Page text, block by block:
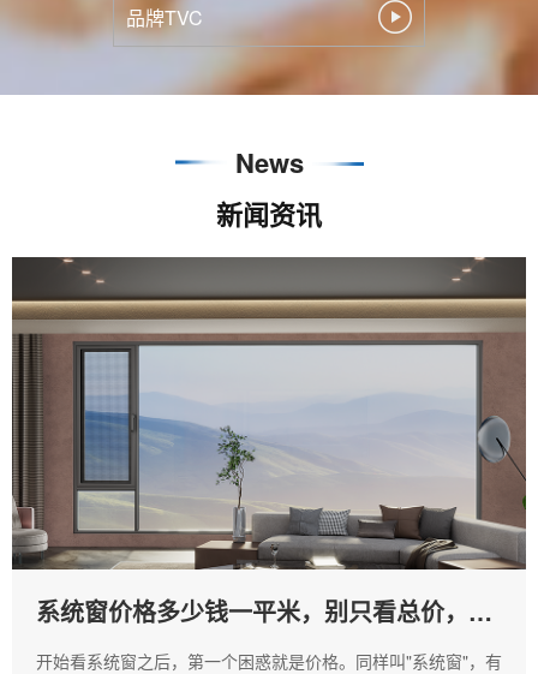
品牌TVC
News
新闻资讯
系统窗价格多少钱一平米，别只看总价，看
这四个东西值不值
开始看系统窗之后，第一个困惑就是价格。同样叫"系统窗"，有